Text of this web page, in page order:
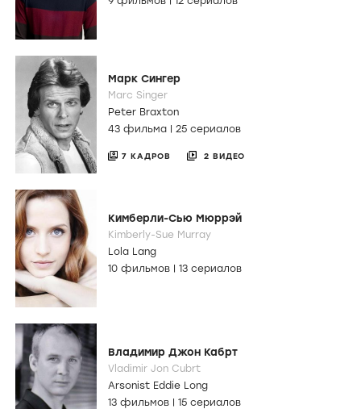
Марк Сингер
Marc Singer
Peter Braxton
43 фильма | 25 сериалов
7 КАДРОВ 2 ВИДЕО
Кимберли-Сью Мюррэй
Kimberly-Sue Murray
Lola Lang
10 фильмов
13 сериалов
Владимир Джон Кабрт
Vladimir Jon Cubrt
Arsonist Eddie Long
13 фильмов
15 сериалов